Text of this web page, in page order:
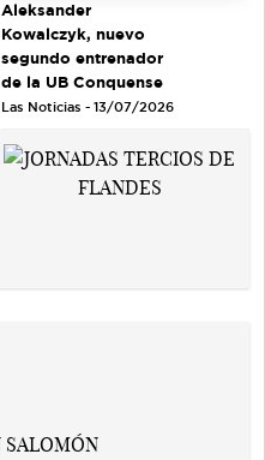
Aleksander
Kowalczyk, nuevo
segundo entrenador
de la UB Conquense
Las Noticias - 13/07/2026